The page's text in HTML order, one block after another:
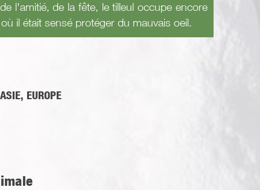
l'amitié, de la fête, le tilleul occupe encore
il était sensé protéger du mauvais oeil.
EUROPE